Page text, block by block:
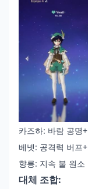
카즈하: 바람 공명
베넷: 공격력 버프
향릉: 지속 불 원소
대체 조합: